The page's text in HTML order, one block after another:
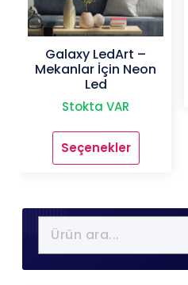
Galaxy LedArt –
Mekanlar İçin Neon
Led
Stokta VAR
Seçenekler
Bu
fazla
var.
Seçenekler